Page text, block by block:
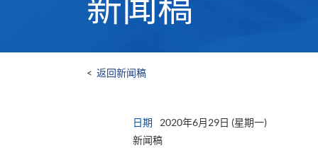
新闻稿
< 返回新闻稿
日期
2020年6月29日 (星期一)
新闻稿